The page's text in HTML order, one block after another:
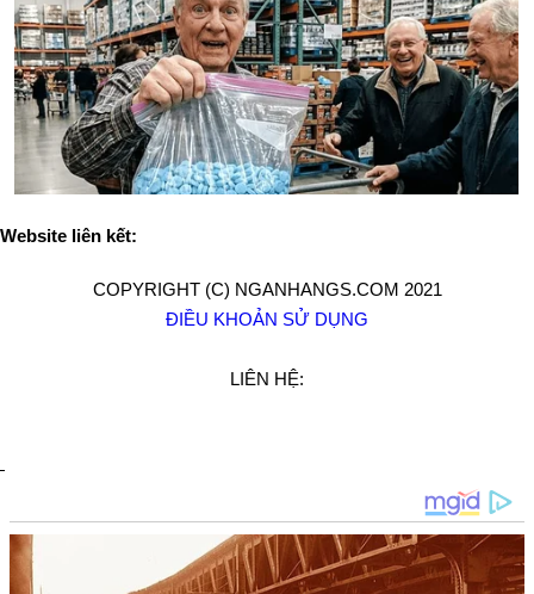
Website liên kết:
COPYRIGHT (C) NGANHANGS.COM 2021
ĐIỀU KHOẢN SỬ DỤNG
LIÊN HỆ: